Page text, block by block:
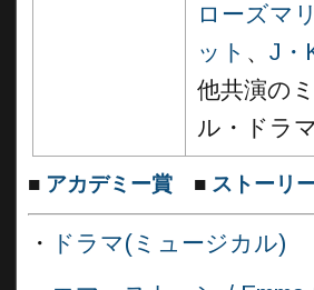
ローズマ
ット 、 J・
他共演の
ル・ドラマ
■ アカデミー賞 ■ ストーリ
・
ドラマ(ミュージカル)